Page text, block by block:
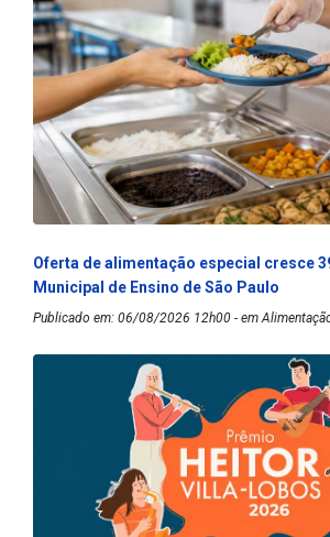
Oferta de alimentação especial cresce
Municipal de Ensino de São Paulo
Publicado em: 06/08/2026 12h00 - em